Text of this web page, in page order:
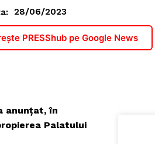
28/06/2023
PRESShub pe Google News
anunţat, în
Palatului